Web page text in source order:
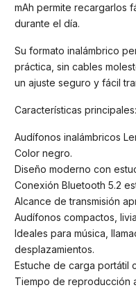
mAh permite recargarlos
durante el día.
Su formato inalámbrico
práctica, sin cables
un ajuste seguro y fácil
Características principales:
Audífonos inalámbricos
Color negro.
Diseño moderno con
Conexión Bluetooth 5.2
Alcance de transmisión
Audífonos compactos,
Ideales para música,
desplazamientos.
Estuche de carga portátil
Tiempo de reproducción